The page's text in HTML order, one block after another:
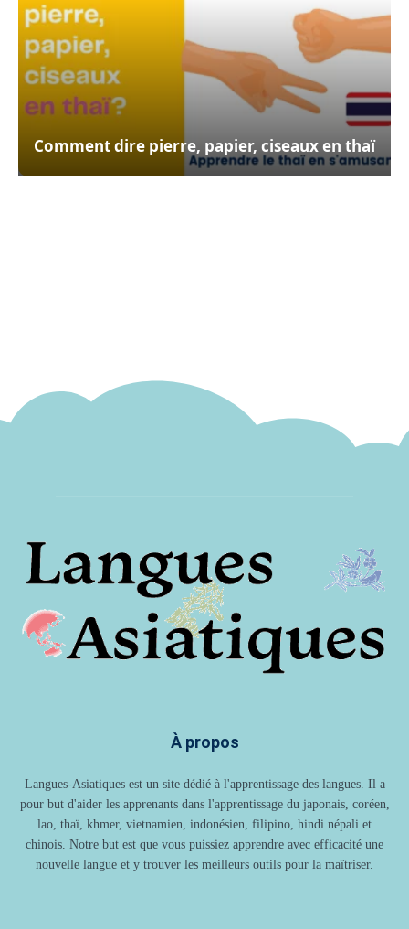
Comment dire pierre, papier, ciseaux en thaï
À propos
Langues-Asiatiques est un site dédié à l'apprentissage des langues. Il a
pour but d'aider les apprenants dans l'apprentissage du japonais, coréen,
lao, thaï, khmer, vietnamien, indonésien, filipino, hindi népali et
chinois. Notre but est que vous puissiez apprendre avec efficacité une
nouvelle langue et y trouver les meilleurs outils pour la maîtriser.